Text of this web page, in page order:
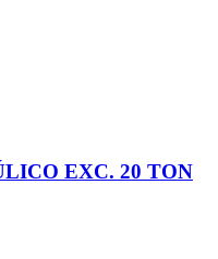
EXC. 20 TON